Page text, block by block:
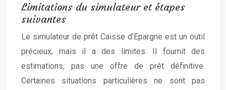
Limitations du simulateur et étapes
suivantes
Le simulateur de prêt Caisse d’Epargne est un outil
précieux, mais il a des limites. Il fournit des
estimations, pas une offre de prêt définitive.
Certaines situations particulières ne sont pas